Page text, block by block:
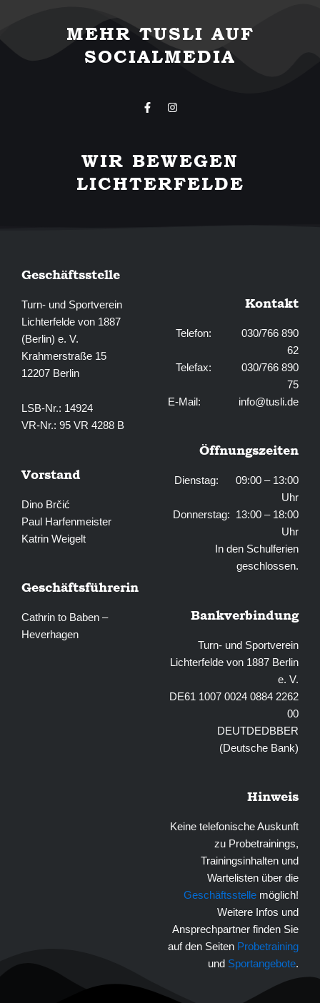
MEHR TUSLI AUF
SOCIALMEDIA
F
a
o
o
k
-
I
n
g
r
a
m
WIR BEWEGEN
LICHTERFELDE
Geschäftsstelle
Turn- und Sportverein
Lichterfelde von 1887
(Berlin) e. V.
Krahmerstraße 15
12207 Berlin
LSB-Nr.: 14924
VR-Nr.: 95 VR 4288 B
Vorstand
Dino Brčić
Paul Harfenmeister
Katrin Weigelt
Geschäftsführerin
Cathrin to Baben –
Heverhagen
Kontakt
Telefon: 030/766 890
62
Telefax: 030/766 890
75
E-Mail: info@tusli.de
Öffnungszeiten
Dienstag: 09:00 – 13:00
Uhr
Donnerstag: 13:00 – 18:00
Uhr
In den Schulferien
geschlossen.
Bankverbindung
Turn- und Sportverein
Lichterfelde von 1887 Berlin
e. V.
DE61 1007 0024 0884 2262
00
DEUTDEDBBER
(Deutsche Bank)
Hinweis
Keine telefonische Auskunft
zu Probetrainings,
Trainingsinhalten und
Wartelisten über die
Geschäftsstelle möglich!
Weitere Infos und
Ansprechpartner finden Sie
auf den Seiten Probetraining
und Sportangebote.